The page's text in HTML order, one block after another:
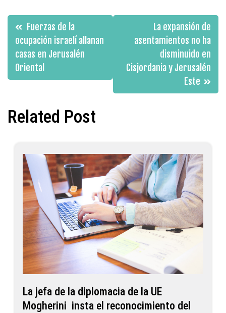
Navegación
de
entradas
Fuerzas de la
ocupación israelí allanan
casas en Jerusalén
Oriental
La expansión de
asentamientos no ha
disminuido en
Cisjordania y Jerusalén
Este
Related Post
La jefa de la diplomacia de la UE
Mogherini insta el reconocimiento del